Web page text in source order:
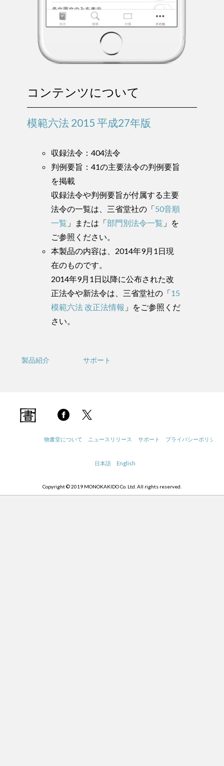
コンテンツについて
模範六法 2015 平成27年版
収録法令：404法令
判例要旨：41の主要法令の判例要旨
を掲載
収録法令や判例要旨が付属する主要
法令の一覧は、三省堂社の「50音順
一覧 」または「部門別法令一覧 」を
ご参照ください。
本製品の内容は、2014年9月1日現
在のものです。
2014年9月1日以降に公布された改
正法令や新法令は、三省堂社の「15
模範六法 改正法情報 」をご参照くだ
さい。
製品紹介 サポート
物書堂について ニュースリリース サポート プライバシーポリシー
日本語 English
Copyright © 2019 MONOKAKIDO Co. Ltd. All rights reserved.